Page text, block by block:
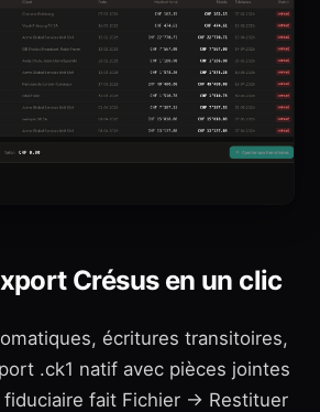
Crésus en un clic
écritures transitoires,
.ck1 natif avec pièces jointes
fiduciaire fait Fichier → Restituer